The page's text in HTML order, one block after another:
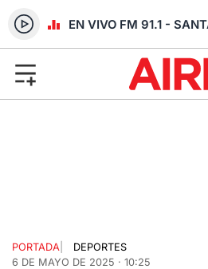
RADIO EN VIVO FM 91.1 -
PORTADA
DEPORTES
6 DE MAYO DE 2025 · 10:25